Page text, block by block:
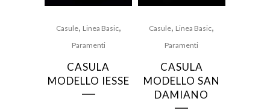
Casule, Linea Basic,
Paramenti
CASULA
MODELLO IESSE
Casule, Linea Basic,
Paramenti
CASULA
MODELLO SAN
DAMIANO